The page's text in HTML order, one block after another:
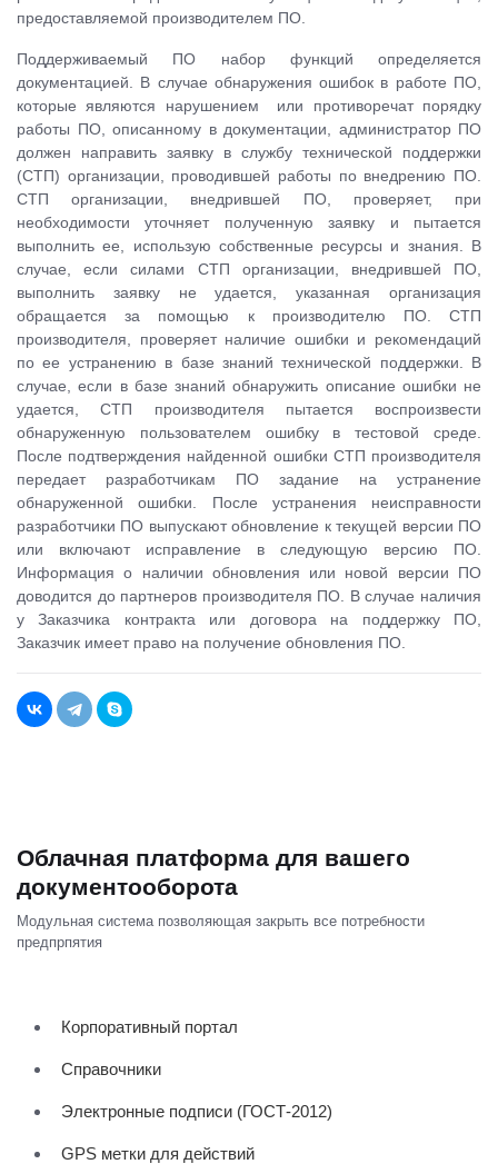
предоставляемой производителем ПО.
Поддерживаемый ПО набор функций определяется
документацией. В случае обнаружения ошибок в работе ПО,
которые являются нарушением или противоречат порядку
работы ПО, описанному в документации, администратор ПО
должен направить заявку в службу технической поддержки
(СТП) организации, проводившей работы по внедрению ПО.
СТП организации, внедрившей ПО, проверяет, при
необходимости уточняет полученную заявку и пытается
выполнить ее, использую собственные ресурсы и знания. В
случае, если силами СТП организации, внедрившей ПО,
выполнить заявку не удается, указанная организация
обращается за помощью к производителю ПО. СТП
производителя, проверяет наличие ошибки и рекомендаций
по ее устранению в базе знаний технической поддержки. В
случае, если в базе знаний обнаружить описание ошибки не
удается, СТП производителя пытается воспроизвести
обнаруженную пользователем ошибку в тестовой среде.
После подтверждения найденной ошибки СТП производителя
передает разработчикам ПО задание на устранение
обнаруженной ошибки. После устранения неисправности
разработчики ПО выпускают обновление к текущей версии ПО
или включают исправление в следующую версию ПО.
Информация о наличии обновления или новой версии ПО
доводится до партнеров производителя ПО. В случае наличия
у Заказчика контракта или договора на поддержку ПО,
Заказчик имеет право на получение обновления ПО.
Облачная платформа для вашего
документооборота
Модульная система позволяющая закрыть все потребности
предпрпятия
Корпоративный портал
Справочники
Электронные подписи (ГОСТ-2012)
GPS метки для действий